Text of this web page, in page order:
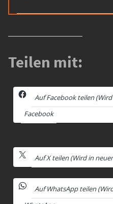
Teilen mit:
Auf Facebook teilen
Facebook
Auf X teilen (Wird in
Auf WhatsApp teilen